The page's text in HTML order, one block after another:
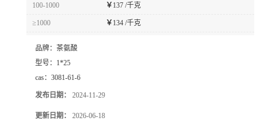
100-1000 ￥ 137 /千克
≥1000 ￥ 134 /千克
品牌： 茶氨酸
型号： 1*25
cas： 3081-61-6
发布日期： 2024-11-29
更新日期： 2026-06-18